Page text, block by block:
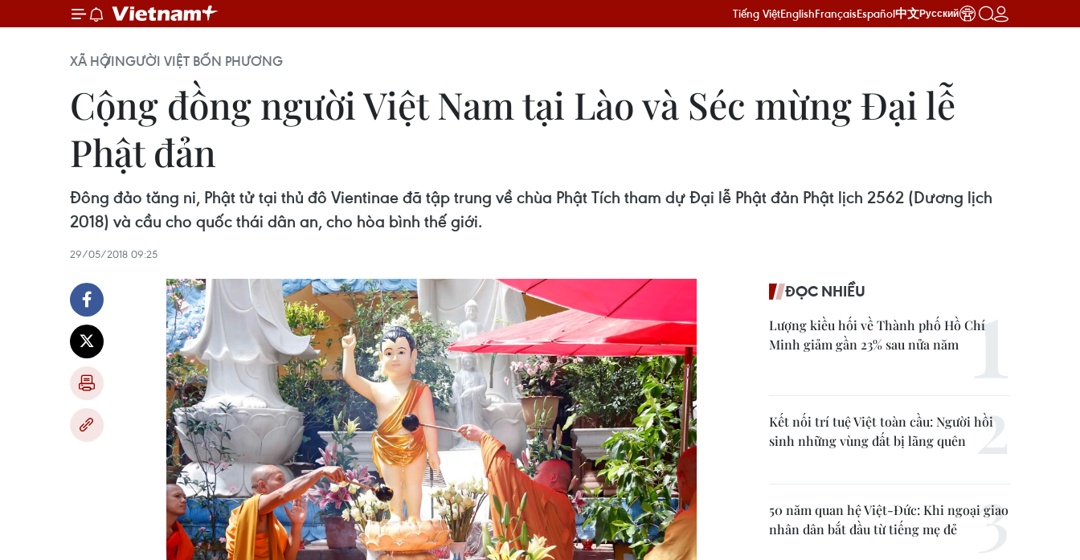
Tiếng ViệtEnglishFrançaisEspañol中文Русский
XÃ HỘINGƯỜI VIỆT BỐN PHƯƠNG
Cộng đồng người Việt Nam tại Lào và Séc mừng Đại lễ
Phật đản
Đông đảo tăng ni, Phật tử tại thủ đô Vientinae đã tập trung về chùa Phật Tích tham dự Đại lễ Phật đản Phật lịch 2562 (Dương lịch
2018) và cầu cho quốc thái dân an, cho hòa bình thế giới.
29/05/2018 09:25
ĐỌC NHIỀU
Lượng kiều hối về Thành phố Hồ Chí
Minh giảm gần 23% sau nửa năm
Kết nối trí tuệ Việt toàn cầu: Người hồi
sinh những vùng đất bị lãng quên
50 năm quan hệ Việt-Đức: Khi ngoại giao
nhân dân bắt đầu từ tiếng mẹ đẻ